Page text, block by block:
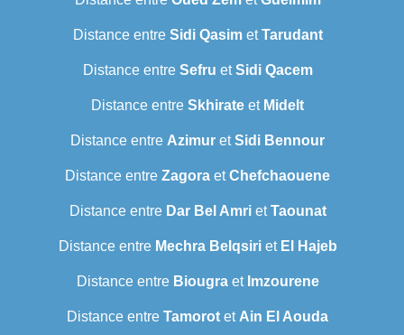
Distance entre Sidi QasimetTarudant
Distance entre Sefru etSidi Qacem
Distance entre Skhirate et Midelt
Distance entre Azimur etSidi Bennour
Distance entre Zagora etChefchaouene
Distance entre Dar Bel AmrietTaounat
Distance entre Mechra Belqsiriet El Hajeb
Distance entre Biougraet Imzourene
Distance entre Tamorot et Ain El Aouda